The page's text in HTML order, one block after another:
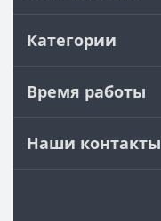
Категории
Время работы
Наши контакты